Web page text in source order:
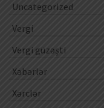
Uncategorized
Vergi
Vergi güzəşti
Xəbərlər
Xərclər